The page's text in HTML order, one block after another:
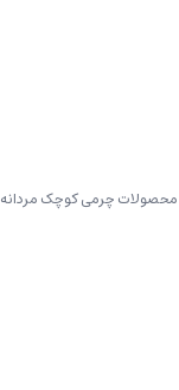
محصولات چرمی کوچک مردانه